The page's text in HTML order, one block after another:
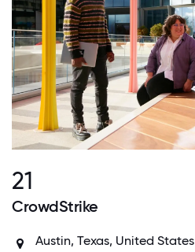
21
CrowdStrike
Austin, Texas, United States